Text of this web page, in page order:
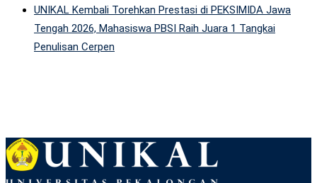
UNIKAL Kembali Torehkan Prestasi di PEKSIMIDA Jawa
Tengah 2026, Mahasiswa PBSI Raih Juara 1 Tangkai
Penulisan Cerpen